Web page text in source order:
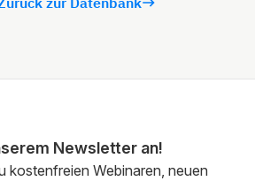
Newsletter an!
kostenfreien Webinaren, neuen